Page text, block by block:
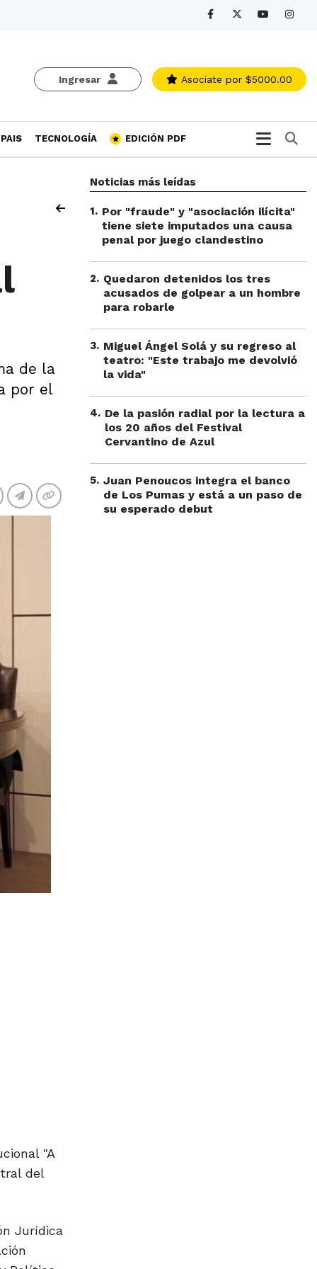
Ingresar Asociate por $5000.00
PAIS TECNOLOGÍA EDICIÓN PDF
de la
por el
"A
del
Jurídica
Noticias más leídas
1. Por "fraude" y "asociación ilícita"
tiene siete imputados una causa
penal por juego clandestino
2. Quedaron detenidos los tres
acusados de golpear a un hombre
para robarle
3. Miguel Ángel Solá y su regreso al
teatro: "Este trabajo me devolvió
la vida"
4. De la pasión radial por la lectura a
los 20 años del Festival
Cervantino de Azul
5. Juan Penoucos integra el banco
de Los Pumas y está a un paso de
su esperado debut